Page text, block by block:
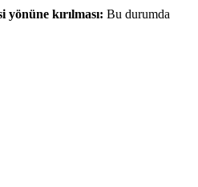
yönüne kırılması: Bu durumda